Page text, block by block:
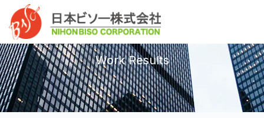
ッ
プ
ス
キ
ッ
プ
作業実績
Work Results